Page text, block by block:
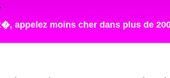
appelez moins cher dans plus de